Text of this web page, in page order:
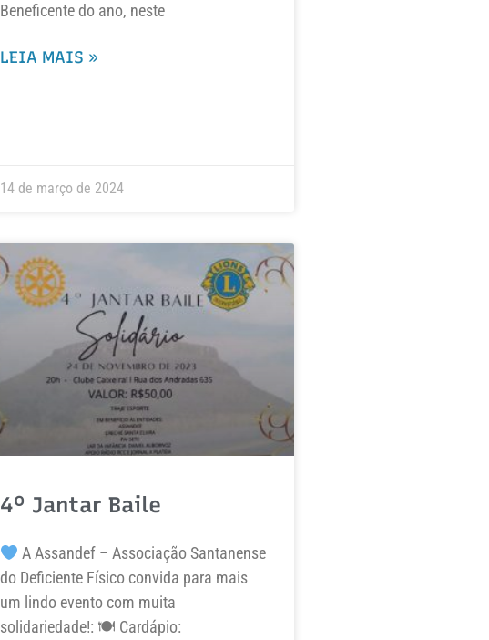
Beneficente do ano, neste
LEIA MAIS »
14 de março de 2024
4º Jantar Baile
A Assandef – Associação Santanense
do Deficiente Físico convida para mais
um lindo evento com muita
solidariedade!: 🍽 Cardápio: